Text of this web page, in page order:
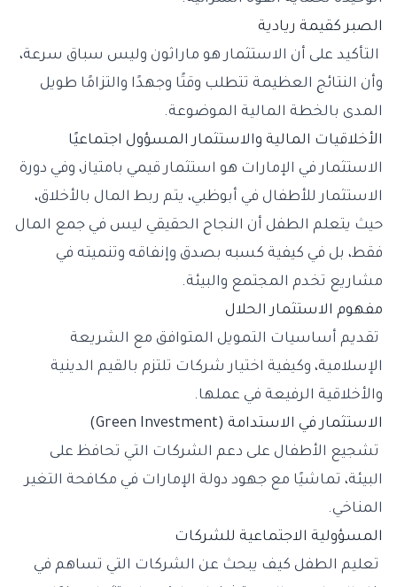
الصبر كقيمة ريادية
التأكيد على أن الاستثمار هو ماراثون وليس سباق سرعة،
وأن النتائج العظيمة تتطلب وقتًا وجهدًا والتزامًا طويل
المدى بالخطة المالية الموضوعة.
الأخلاقيات المالية والاستثمار المسؤول اجتماعيًا
الاستثمار في الإمارات هو استثمار قيمي بامتياز، وفي دورة
الاستثمار للأطفال في أبوظبي، يتم ربط المال بالأخلاق،
حيث يتعلم الطفل أن النجاح الحقيقي ليس في جمع المال
فقط، بل في كيفية كسبه بصدق وإنفاقه وتنميته في
مشاريع تخدم المجتمع والبيئة.
مفهوم الاستثمار الحلال
تقديم أساسيات التمويل المتوافق مع الشريعة
الإسلامية، وكيفية اختيار شركات تلتزم بالقيم الدينية
والأخلاقية الرفيعة في عملها.
الاستثمار في الاستدامة (Green Investment)
تشجيع الأطفال على دعم الشركات التي تحافظ على
البيئة، تماشيًا مع جهود دولة الإمارات في مكافحة التغير
المناخي.
المسؤولية الاجتماعية للشركات
تعليم الطفل كيف يبحث عن الشركات التي تساهم في